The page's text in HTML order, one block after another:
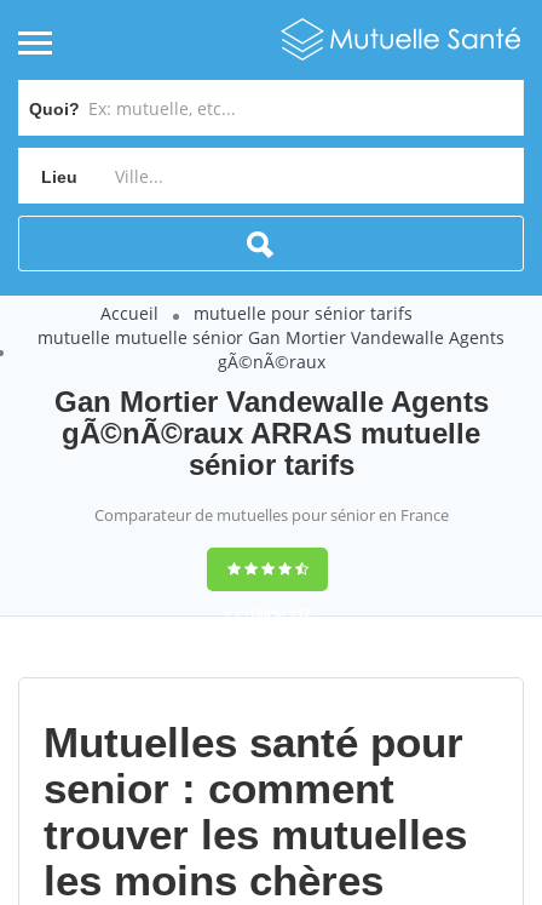
Quoi?
Lieu
Accueil
mutuelle pour sénior tarifs
mutuelle mutuelle sénior Gan Mortier Vandewalle Agents
gÃ©nÃ©raux
Gan Mortier Vandewalle Agents
gÃ©nÃ©raux ARRAS mutuelle
sénior tarifs
Comparateur de mutuelles pour sénior en France
9,2(100%)452
Mutuelles santé pour
senior : comment
trouver les mutuelles
les moins chères